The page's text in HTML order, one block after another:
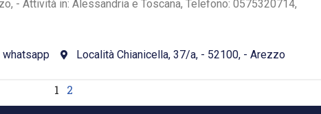
- Attività in: Alessandria e Toscana, Telefono: 0575320714,
whatsapp Località Chianicella, 37/a, - 52100, - Arezzo
1 2